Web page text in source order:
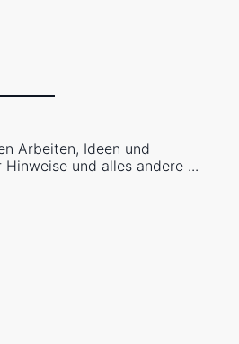
Arbeiten, Ideen und
und alles andere ...